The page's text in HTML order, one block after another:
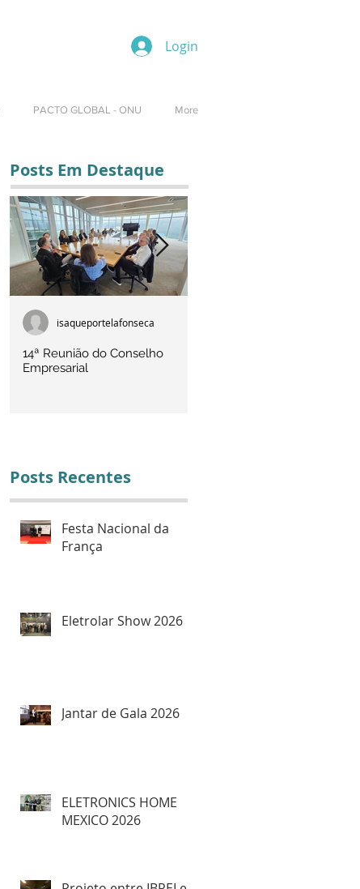
Login
PACTO GLOBAL - ONU More
Posts Em Destaque
14ª Reunião do Conselho
Empresarial
isaqueportelafonseca
Posts Recentes
Festa Nacional da
França
Eletrolar Show 2026
Jantar de Gala 2026
ELETRONICS HOME
MEXICO 2026